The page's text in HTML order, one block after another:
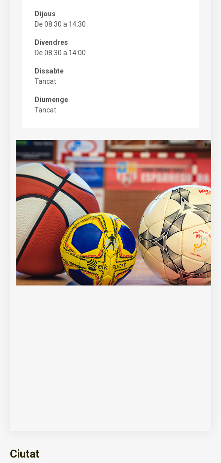
Ciutat
Dijous
De 08:30 a 14:30
Divendres
De 08:30 a 14:00
Dissabte
Tancat
Diumenge
Tancat